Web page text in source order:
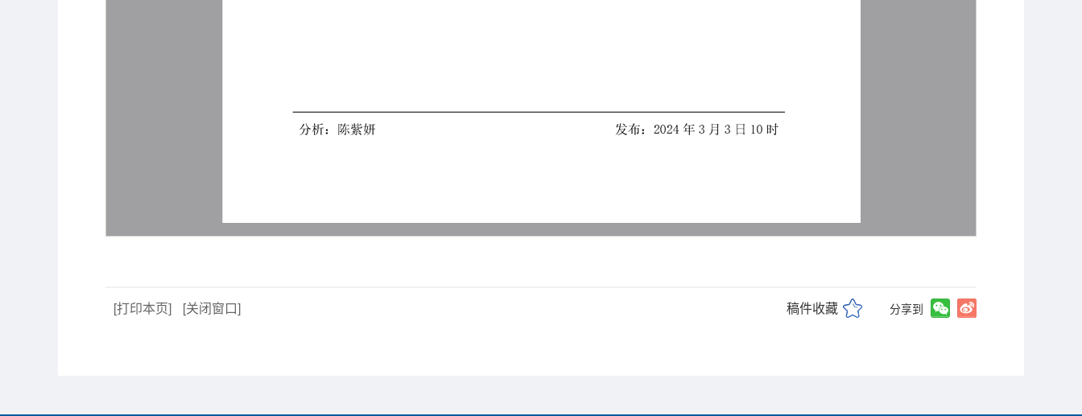
[打印本页] [关闭窗口] 稿件收藏 分享到